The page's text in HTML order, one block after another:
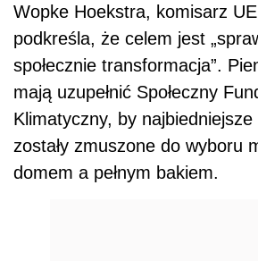
Wopke Hoekstra, komisarz
podkreśla, że celem jest
społecznie transformacja”.
mają uzupełnić Społeczny
Klimatyczny, by
zostały zmuszone do wyboru
domem a pełnym bakiem.